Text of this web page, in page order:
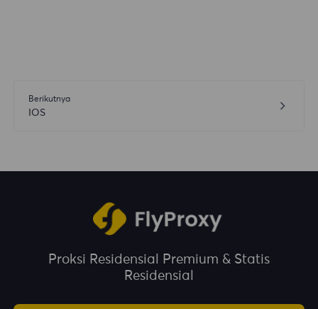
Berikutnya
IOS
Proksi Residensial Premium & Statis
Residensial